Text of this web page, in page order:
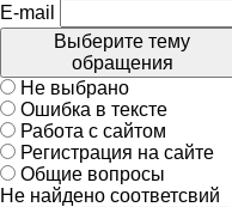
E-mail
Выберите тему
обращения
Не выбрано
Ошибка в тексте
Работа с сайтом
Регистрация на сайте
Общие вопросы
Не найдено соответсвий